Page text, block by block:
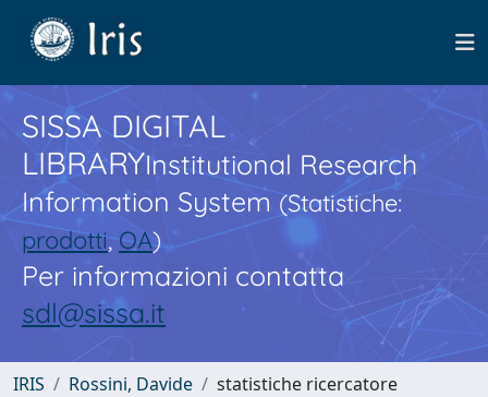
SISSA DIGITAL
LIBRARYInstitutional Research
Information System(Statistiche:
prodotti,OA)
Per informazioni contatta
sdl@sissa.it
IRIS Rossini, Davide statistiche ricercatore